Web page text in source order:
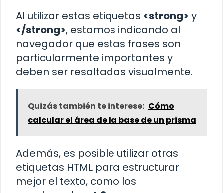
Al utilizar estas etiquetas <strong> y
</strong>, estamos indicando al
navegador que estas frases son
particularmente importantes y
deben ser resaltadas visualmente.
Quizás también te interese: Cómo
calcular el área de la base de un prisma
Además, es posible utilizar otras
etiquetas HTML para estructurar
mejor el texto, como los